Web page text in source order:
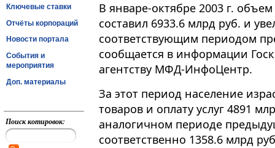
Ключевые ставки
Отчёты корпораций
Новости портала
События и
мероприятия
Доп. материалы
Поиск котировок:
В январе-октябре 2003 г.
составил 6933.6 млрд руб. и
соответствующим периодом
сообщается в информации
агентству МФД-ИнфоЦентр.
За этот период население
товаров и оплату услуг 4891
аналогичном периоде
соответственно 1358.6 млрд